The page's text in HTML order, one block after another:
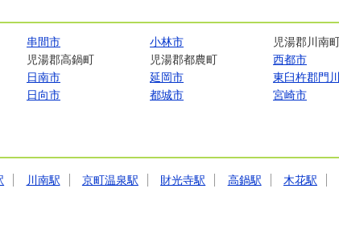
串間市 小林市
児湯郡川南
児湯郡高鍋町 児湯郡都農町
西都市
日南市 延岡市
東臼杵郡門
日向市 都城市 宮崎市
川南駅 京町温泉駅 財光寺駅 高鍋駅
木花駅